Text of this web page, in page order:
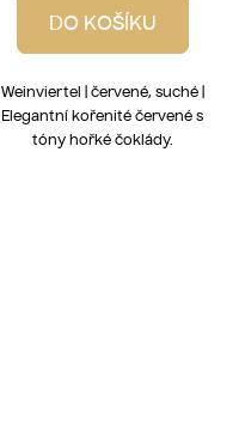
DO KOŠÍKU
Weinviertel | červené, suché |
Elegantní kořenité červené s
tóny hořké čoklády.